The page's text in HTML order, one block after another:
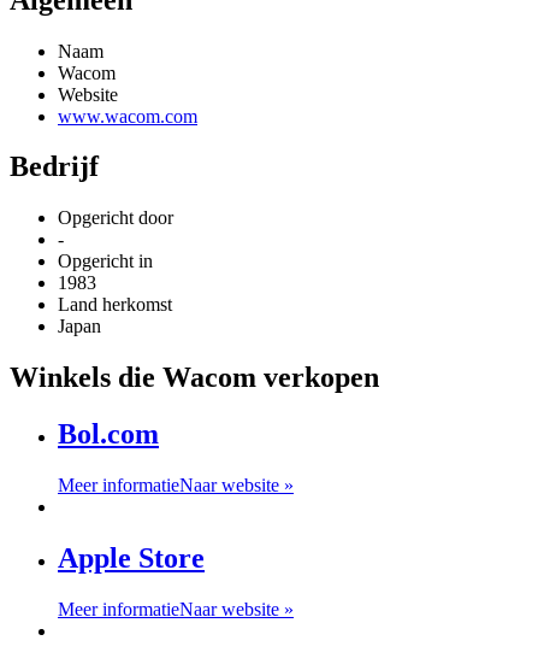
Naam
Wacom
Website
www.wacom.com
Bedrijf
Opgericht door
-
Opgericht in
1983
Land herkomst
Japan
Winkels die Wacom verkopen
Bol.com
Meer informatieNaar website »
Apple Store
Meer informatieNaar website »